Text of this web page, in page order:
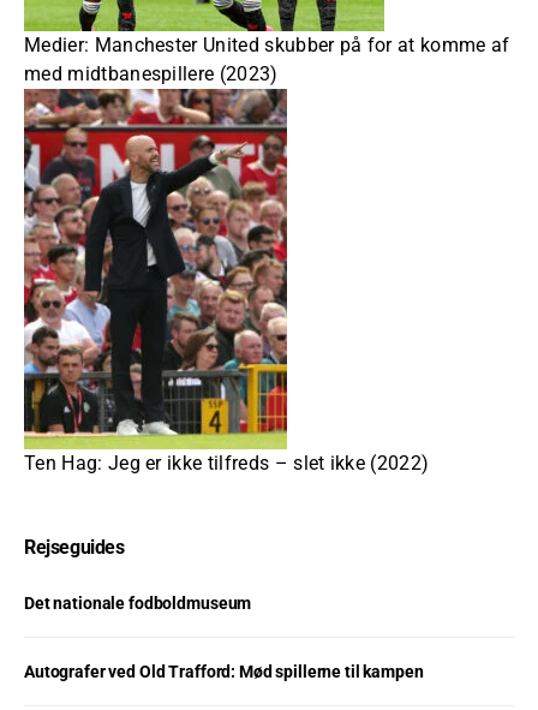
Medier: Manchester United skubber på for at komme af
med midtbanespillere (2023)
Ten Hag: Jeg er ikke tilfreds – slet ikke (2022)
Rejseguides
Det nationale fodboldmuseum
Autografer ved Old Trafford: Mød spillerne til kampen